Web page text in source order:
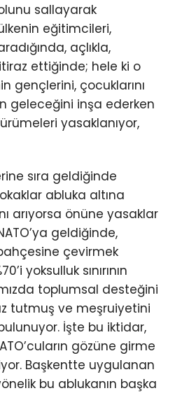
sallayarak
eğitimcileri,
açlıkla,
ettiğinde; hele ki o
gençlerini, çocuklarını
geleceğini inşa ederken
yasaklanıyor,
sıra geldiğinde
abluka altına
arıyorsa önüne yasaklar
geldiğinde,
çevirmek
yoksulluk sınırının
toplumsal desteğini
tutmuş ve meşruiyetini
İşte bu iktidar,
gözüne girme
Başkentte uygulanan
bu ablukanın başka